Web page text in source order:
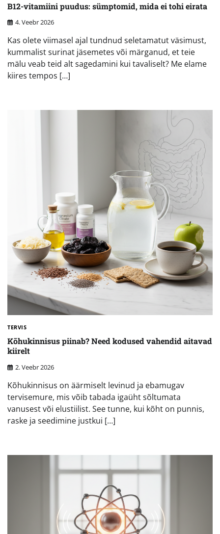
B12-vitamiini puudus: sümptomid, mida ei tohi eirata
4. Veebr 2026
Kas olete viimasel ajal tundnud seletamatut väsimust,
kummalist surinat jäsemetes või märganud, et teie
mälu veab teid alt sagedamini kui tavaliselt? Me elame
kiires tempos […]
TERVIS
Kõhukinnisus piinab? Need kodused vahendid aitavad
kiirelt
2. Veebr 2026
Kõhukinnisus on äärmiselt levinud ja ebamugav
tervisemure, mis võib tabada igaüht sõltumata
vanusest või elustiilist. See tunne, kui kõht on punnis,
raske ja seedimine justkui […]